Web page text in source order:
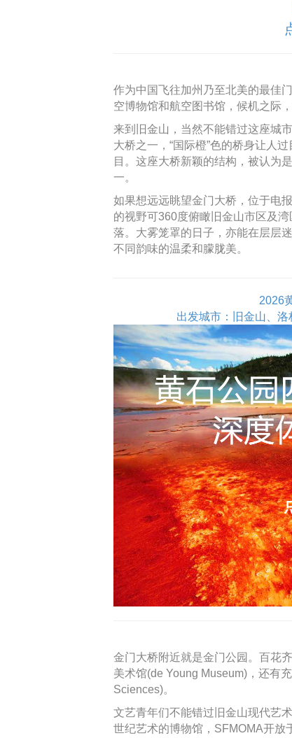
作为中国飞往加州乃至北美的最佳
空博物馆和航空图书馆，候机之际
来到旧金山，当然不能错过这座城
大桥之一，“国际橙”色的桥身让人
目。这座大桥新颖的结构，被认为
一。
如果想远远眺望金门大桥，位于电
的视野可360度俯瞰旧金山市区及
落。大雾笼罩的日子，亦能在层层
不同韵味的温柔和朦胧美。
2026
出发城市：旧金山、
金门大桥附近就是金门公园。百花
美术馆(de Young Museum)，还有
Sciences)。
文艺青年们不能错过旧金山现代艺
世纪艺术的博物馆，SFMOMA开放